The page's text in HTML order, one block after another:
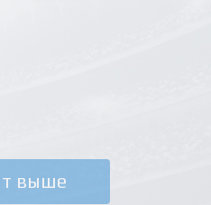
выше